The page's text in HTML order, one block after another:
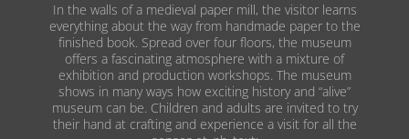
In the walls of a medieval paper mill, the visitor learns
everything about the way from handmade paper to the
finished book. Spread over four floors, the museum
offers a fascinating atmosphere with a mixture of
exhibition and production workshops. The museum
shows in many ways how exciting history and “alive”
museum can be. Children and adults are invited to try
their hand at crafting and experience a visit for all the